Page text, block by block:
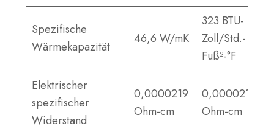
Spezifische
Wärmekapazität
46,6 W/mK
323 BTU-
Zoll/Std.-
Fuß²-°F
Elektrischer
spezifischer
Widerstand
0,0000219
Ohm-cm
0,0000219
Ohm-cm